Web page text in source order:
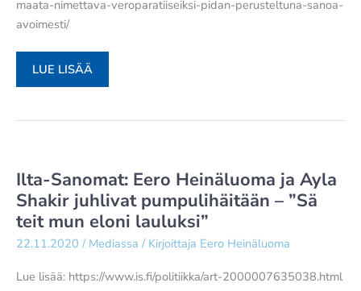
maata-nimettava-veroparatiiseiksi-pidan-perusteltuna-sanoa-
avoimesti/
DEMOKRAATTI:
HEINÄLUOMA
6
NIMETTÄVÄ
VEROPARATIISEIKSI
–
”PIDÄN
SANOA
LUE LISÄÄ
Ilta-Sanomat: Eero Heinäluoma ja Ayla
Shakir juhlivat pumpulihäitään – ”Sä
teit mun eloni lauluksi”
22.11.2020 / Mediassa / Kirjoittaja Eero Heinäluoma
Lue lisää: https://www.is.fi/politiikka/art-2000007635038.html